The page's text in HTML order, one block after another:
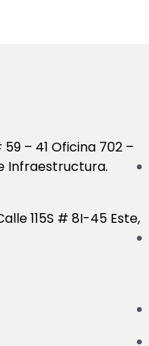
– 41 Oficina 702 –
Infraestructura.
115S # 8I-45 Este,